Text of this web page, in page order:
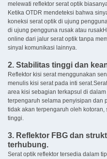
melewati reflektor serat optik
Ketika OTDR mendeteksi bahwa
koneksi serat optik di ujung
di ujung pengguna rusak atau
online dari jalur serat optik tanpa
sinyal komunikasi lainnya.
2. Stabilitas tinggi dan
Reflektor kisi serat menggunakan
menulis kisi serat pada inti
area kisi sebagian terkapsul di
terpengaruh selama penyisipan dan
tidak akan terpengaruh oleh
tinggi.
3. Reflektor FBG dan
terhubung.
Serat optik reflektor tersedia dalam